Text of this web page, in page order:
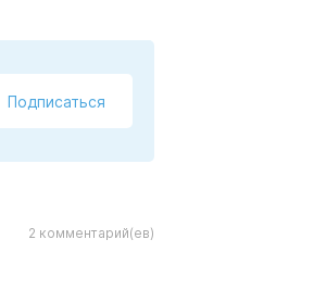
Подписаться
2 комментарий(ев)